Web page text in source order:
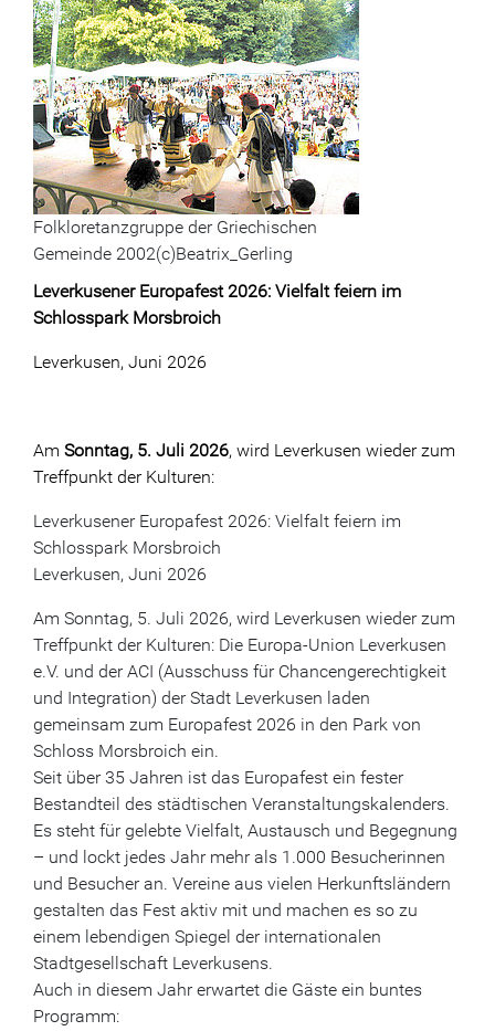
Folkloretanzgruppe der Griechischen
Gemeinde 2002(c)Beatrix_Gerling
Leverkusener Europafest 2026: Vielfalt feiern im
Schlosspark Morsbroich
Leverkusen, Juni 2026
Am Sonntag, 5. Juli 2026, wird Leverkusen wieder zum
Treffpunkt der Kulturen:
Leverkusener Europafest 2026: Vielfalt feiern im
Schlosspark Morsbroich
Leverkusen, Juni 2026
Am Sonntag, 5. Juli 2026, wird Leverkusen wieder zum
Treffpunkt der Kulturen: Die Europa-Union Leverkusen
e.V. und der ACI (Ausschuss für Chancengerechtigkeit
und Integration) der Stadt Leverkusen laden
gemeinsam zum Europafest 2026 in den Park von
Schloss Morsbroich ein.
Seit über 35 Jahren ist das Europafest ein fester
Bestandteil des städtischen Veranstaltungskalenders.
Es steht für gelebte Vielfalt, Austausch und Begegnung
– und lockt jedes Jahr mehr als 1.000 Besucherinnen
und Besucher an. Vereine aus vielen Herkunftsländern
gestalten das Fest aktiv mit und machen es so zu
einem lebendigen Spiegel der internationalen
Stadtgesellschaft Leverkusens.
Auch in diesem Jahr erwartet die Gäste ein buntes
Programm: